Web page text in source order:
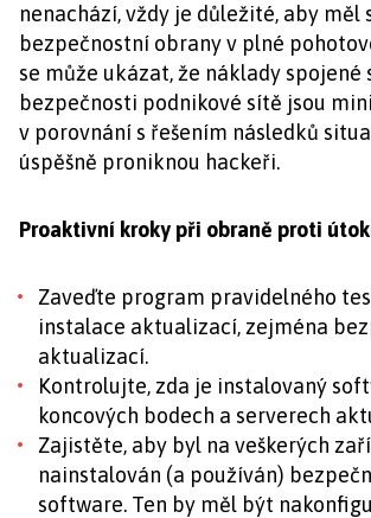
nenachází, vždy je důležité, aby měl
bezpečnostní obrany v plné
se může ukázat, že náklady spojené
bezpečnosti podnikové sítě jsou
v porovnání s řešením následků
úspěšně proniknou hackeři.
Proaktivní kroky při obraně proti
Zaveďte program pravidelného
instalace aktualizací, zejména
aktualizací.
Kontrolujte, zda je instalovaný
koncových bodech a serverech
Zajistěte, aby byl na veškerých
nainstalován (a používán)
software. Ten by měl být